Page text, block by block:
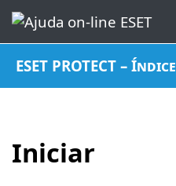
ESET PROTECT – Índice
Iniciar